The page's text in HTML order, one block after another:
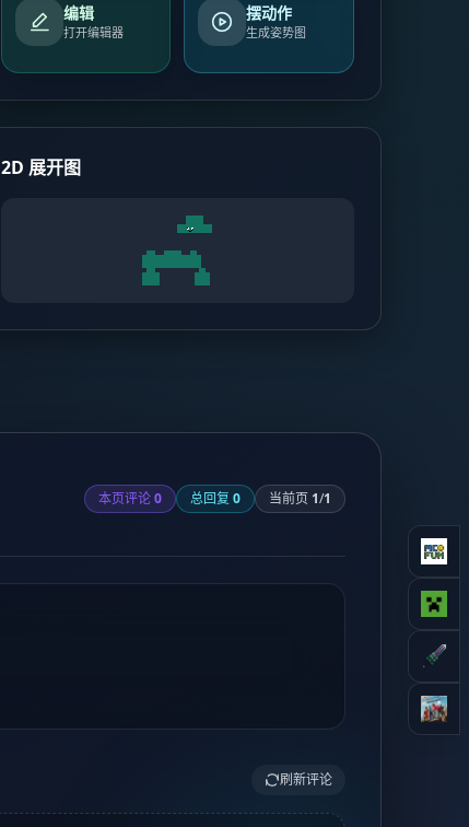
编辑
打开编辑器
摆动作
生成姿势图
2D 展开图
本页评论0 总回复 0 当前页 1/1
刷新评论